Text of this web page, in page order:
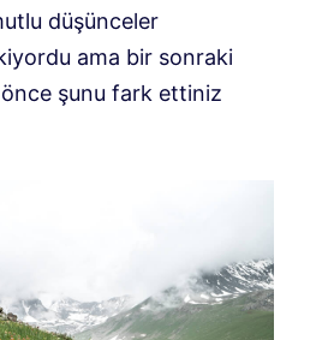
düşünceler
ama bir sonraki
şunu fark ettiniz